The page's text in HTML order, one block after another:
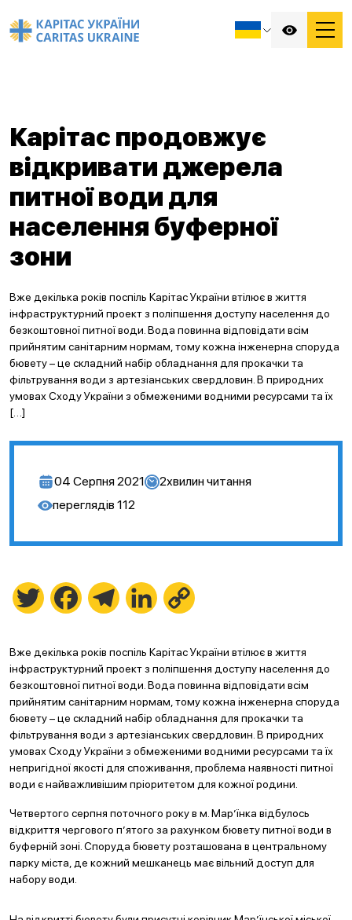
Карітас продовжує
відкривати джерела
питної води для
населення буферної
зони
Вже декілька років поспіль Карітас України втілює в життя
інфраструктурний проект з поліпшення доступу населення до
безкоштовної питної води. Вода повинна відповідати всім
прийнятим санітарним нормам, тому кожна інженерна споруда
бювету – це складний набір обладнання для прокачки та
фільтрування води з артезіанських свердловин. В природних
умовах Сходу України з обмеженими водними ресурсами та їх
[…]
04 Серпня 2021 2хвилин читання
переглядів 112
Twitter FacebookTelegramLinkedIn
Вже декілька років поспіль Карітас України втілює в життя
інфраструктурний проект з поліпшення доступу населення до
безкоштовної питної води. Вода повинна відповідати всім
прийнятим санітарним нормам, тому кожна інженерна споруда
бювету – це складний набір обладнання для прокачки та
фільтрування води з артезіанських свердловин. В природних
умовах Сходу України з обмеженими водними ресурсами та їх
непригідної якості для споживання, проблема наявності питної
води є найважливішим пріоритетом для кожної родини.
Четвертого серпня поточного року в м. Мар’їнка відбулось
відкриття чергового п’ятого за рахунком бювету питної води в
буферній зоні. Споруда бювету розташована в центральному
парку міста, де кожний мешканець має вільний доступ для
набору води.